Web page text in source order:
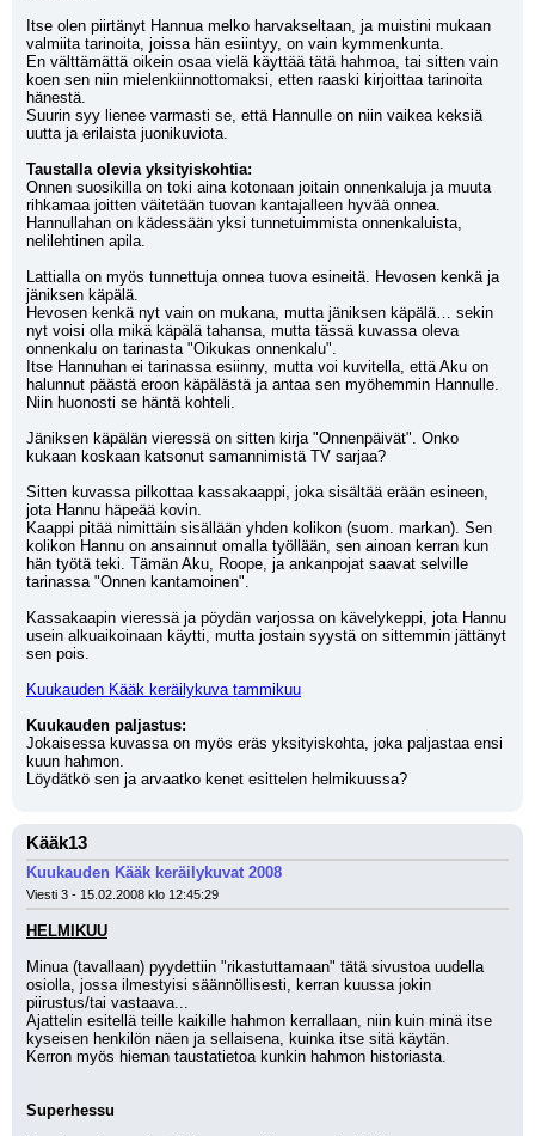
Itse olen piirtänyt Hannua melko harvakseltaan, ja muistini mukaan
valmiita tarinoita, joissa hän esiintyy, on vain kymmenkunta.
En välttämättä oikein osaa vielä käyttää tätä hahmoa, tai sitten vain
koen sen niin mielenkiinnottomaksi, etten raaski kirjoittaa tarinoita
hänestä.
Suurin syy lienee varmasti se, että Hannulle on niin vaikea keksiä
uutta ja erilaista juonikuviota.
Taustalla olevia yksityiskohtia:
Onnen suosikilla on toki aina kotonaan joitain onnenkaluja ja muuta
rihkamaa joitten väitetään tuovan kantajalleen hyvää onnea.
Hannullahan on kädessään yksi tunnetuimmista onnenkaluista,
nelilehtinen apila.
Lattialla on myös tunnettuja onnea tuova esineitä. Hevosen kenkä ja
jäniksen käpälä.
Hevosen kenkä nyt vain on mukana, mutta jäniksen käpälä… sekin
nyt voisi olla mikä käpälä tahansa, mutta tässä kuvassa oleva
onnenkalu on tarinasta "Oikukas onnenkalu".
Itse Hannuhan ei tarinassa esiinny, mutta voi kuvitella, että Aku on
halunnut päästä eroon käpälästä ja antaa sen myöhemmin Hannulle.
Niin huonosti se häntä kohteli.
Jäniksen käpälän vieressä on sitten kirja "Onnenpäivät". Onko
kukaan koskaan katsonut samannimistä TV sarjaa?
Sitten kuvassa pilkottaa kassakaappi, joka sisältää erään esineen,
jota Hannu häpeää kovin.
Kaappi pitää nimittäin sisällään yhden kolikon (suom. markan). Sen
kolikon Hannu on ansainnut omalla työllään, sen ainoan kerran kun
hän työtä teki. Tämän Aku, Roope, ja ankanpojat saavat selville
tarinassa "Onnen kantamoinen".
Kassakaapin vieressä ja pöydän varjossa on kävelykeppi, jota Hannu
usein alkuaikoinaan käytti, mutta jostain syystä on sittemmin jättänyt
sen pois.
Kuukauden Kääk keräilykuva tammikuu
Kuukauden paljastus:
Jokaisessa kuvassa on myös eräs yksityiskohta, joka paljastaa ensi
kuun hahmon.
Löydätkö sen ja arvaatko kenet esittelen helmikuussa?
Kääk13
Kuukauden Kääk keräilykuvat 2008
Viesti 3 - 15.02.2008 klo 12:45:29
HELMIKUU
Minua (tavallaan) pyydettiin "rikastuttamaan" tätä sivustoa uudella
osiolla, jossa ilmestyisi säännöllisesti, kerran kuussa jokin
piirustus/tai vastaava...
Ajattelin esitellä teille kaikille hahmon kerrallaan, niin kuin minä itse
kyseisen henkilön näen ja sellaisena, kuinka itse sitä käytän.
Kerron myös hieman taustatietoa kunkin hahmon historiasta.
Superhessu